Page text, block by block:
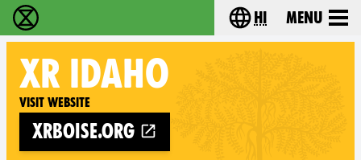
विलुप्ति विद्रोह - Home Choose your
hi Menu
XR IDAHO
Visit website
xrboise.org